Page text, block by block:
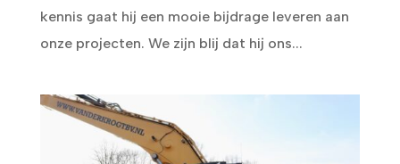
kennis gaat hij een mooie bijdrage leveren aan
onze projecten. We zijn blij dat hij ons...